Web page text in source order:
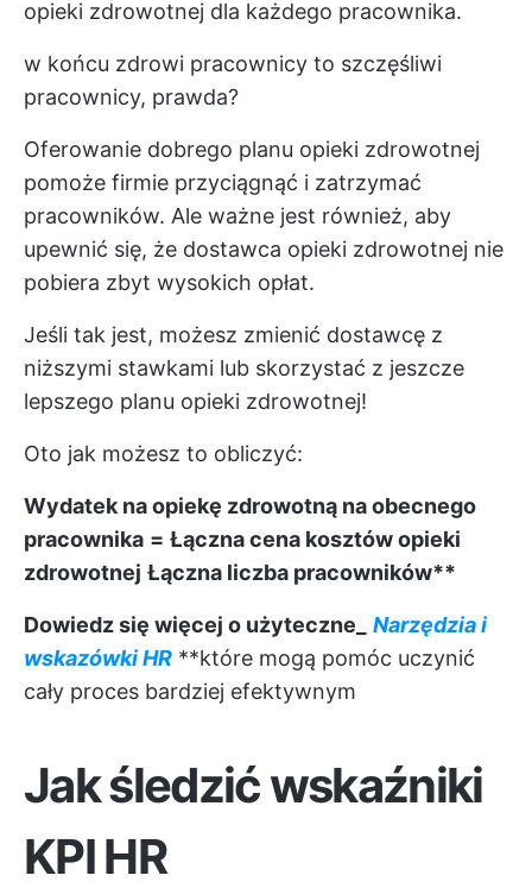
opieki zdrowotnej dla każdego pracownika.
w końcu zdrowi pracownicy to szczęśliwi
pracownicy, prawda?
Oferowanie dobrego planu opieki zdrowotnej
pomoże firmie przyciągnąć i zatrzymać
pracowników. Ale ważne jest również, aby
upewnić się, że dostawca opieki zdrowotnej nie
pobiera zbyt wysokich opłat.
Jeśli tak jest, możesz zmienić dostawcę z
niższymi stawkami lub skorzystać z jeszcze
lepszego planu opieki zdrowotnej!
Oto jak możesz to obliczyć:
Wydatek na opiekę zdrowotną na obecnego
pracownika = Łączna cena kosztów opieki
zdrowotnej Łączna liczba pracowników**
Dowiedz się więcej o użyteczne_
Narzędzia i
wskazówki HR **które mogą pomóc uczynić
cały proces bardziej efektywnym
Jak śledzić wskaźniki
KPI HR